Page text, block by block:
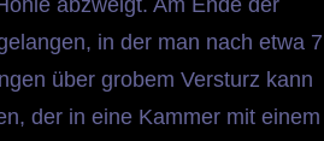
abzweigt. Am Ende der
in der man nach etwa 7
über grobem Versturz kann
der in eine Kammer mit einem